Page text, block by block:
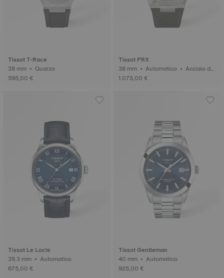
Tissot T-Race
38 mm • Quarzo
595,00 €
Tissot PRX
38 mm • Automatico • Acciaio da
mascato
1.075,00 €
Tissot Le Locle
39.3 mm • Automatico
675,00 €
Tissot Gentleman
40 mm • Automatico
925,00 €